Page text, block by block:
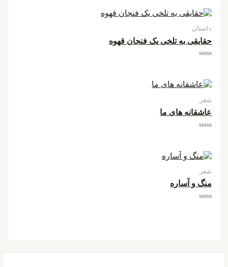
داستان
حقایقی به تلخی یک فنجان قهوه
5
شعر
عاشقانه های ما
5
شعر
منگ و آساره